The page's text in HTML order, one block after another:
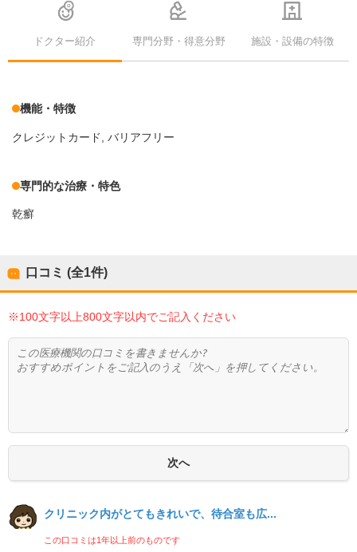
ドクター紹介 専門分野・得意分野 施設・設備の特徴
機能・特徴
クレジットカード バリアフリー
専門的な治療・特色
乾癬
口コミ (全1件)
※100文字以上800文字以内でご記入ください
クリニック内がとてもきれいで、待合室も広...
この口コミは1年以上前のものです